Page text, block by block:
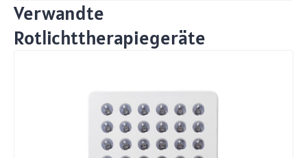
Verwandte
Rotlichttherapiegeräte